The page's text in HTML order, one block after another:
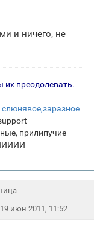
и ничего, не
их преодолевать.
слюнявое,заразное
прилипучие
19 июн 2011, 11:52